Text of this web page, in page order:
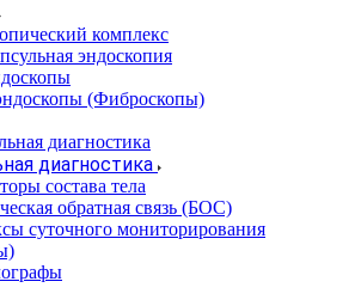
комплекс
эндоскопия
(Фиброcкопы)
диагностика
состава тела
обратная связь (БОС)
суточного мониторирования